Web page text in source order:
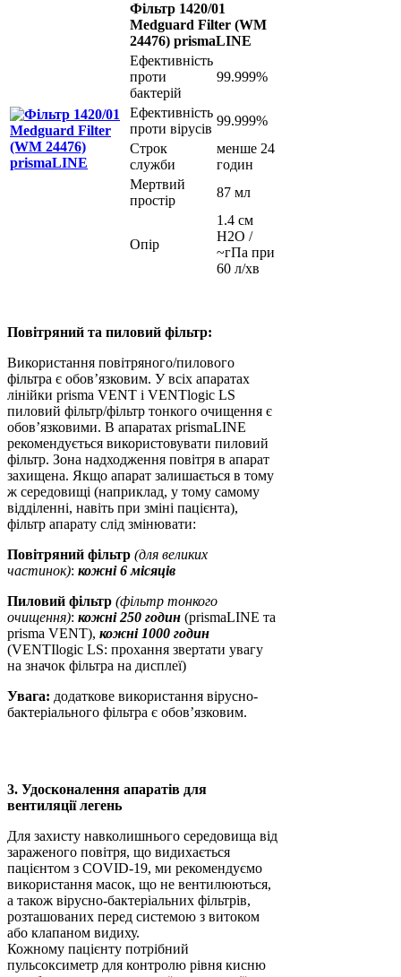
Фільтр 1420/01
Medguard Filter (WM
24476) prismaLINE
Ефективність
проти
бактерій
99.999%
Ефективність
проти вірусів
99.999%
Строк
служби
менше 24
годин
Мертвий
простір
87 мл
Опір
1.4 см
H2O /
~гПа при
60 л/хв
Повітряний та пиловий фільтр:
Використання повітряного/пилового
фільтра є обов’язковим. У всіх апаратах
лінійки prisma VENT і VENTlogic LS
пиловий фільтр/фільтр тонкого очищення є
обов’язковими. В апаратах prismaLINE
рекомендується використовувати пиловий
фільтр. Зона надходження повітря в апарат
захищена. Якщо апарат залишається в тому
ж середовищі (наприклад, у тому самому
відділенні, навіть при зміні пацієнта),
фільтр апарату слід змінювати:
Повітряний фільтр (для великих
частинок): кожні 6 місяців
Пиловий фільтр (фільтр тонкого
очищення): кожні 250 годин (prismaLINE та
prisma VENT), кожні 1000 годин
(VENTIlogic LS: прохання звертати увагу
на значок фільтра на дисплеї)
Увага: додаткове використання вірусно-
бактеріального фільтра є обов’язковим.
3. Удосконалення апаратів для
вентиляції легень
Для захисту навколишнього середовища від
зараженого повітря, що видихається
пацієнтом з COVID-19, ми рекомендуємо
використання масок, що не вентилюються,
а також вірусно-бактеріальних фільтрів,
розташованих перед системою з витоком
або клапаном видиху.
Кожному пацієнту потрібний
пульсоксиметр для контролю рівня кисню